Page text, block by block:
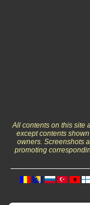
All contents on this site
except contents
owners. Screenshots
promoting